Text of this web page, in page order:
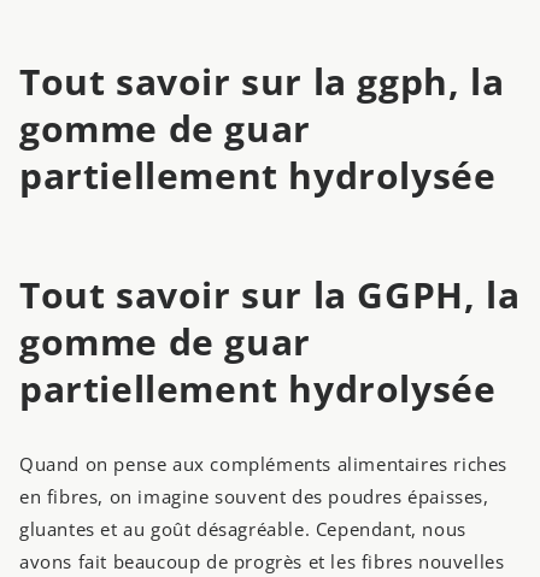
Tout savoir sur la ggph, la
gomme de guar
partiellement hydrolysée
Tout savoir sur la GGPH, la
gomme de guar
partiellement hydrolysée
Quand on pense aux compléments alimentaires riches
en fibres, on imagine souvent des poudres épaisses,
gluantes et au goût désagréable. Cependant, nous
avons fait beaucoup de progrès et les fibres nouvelles